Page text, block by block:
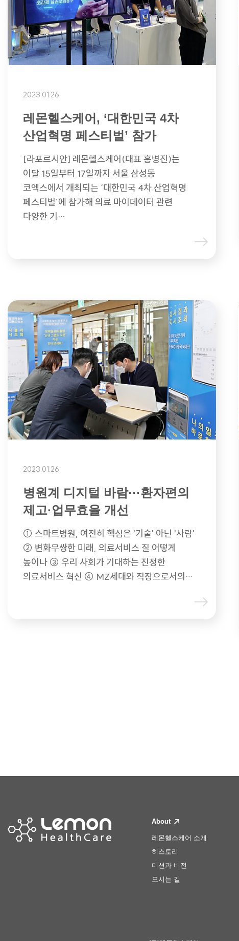
2023.01.26
레몬헬스케어, ‘대한민국 4차
산업혁명 페스티벌’ 참가
[라포르시안] 레몬헬스케어(대표 홍병진)는
이달 15일부터 17일까지 서울 삼성동
코엑스에서 개최되는 ‘대한민국 4차 산업혁명
페스티벌’에 참가해 의료 마이데이터 관련
다양한 기…
2023.01.26
병원계 디지털 바람···환자편의
제고·업무효율 개선
① 스마트병원, 여전히 핵심은 '기술' 아닌 '사람'
② 변화무쌍한 미래, 의료서비스 질 어떻게
높이나 ③ 우리 사회가 기대하는 진정한
의료서비스 혁신 ④ MZ세대와 직장으로서의…
About
레몬헬스케어 소개
히스토리
미션과 비전
오시는 길